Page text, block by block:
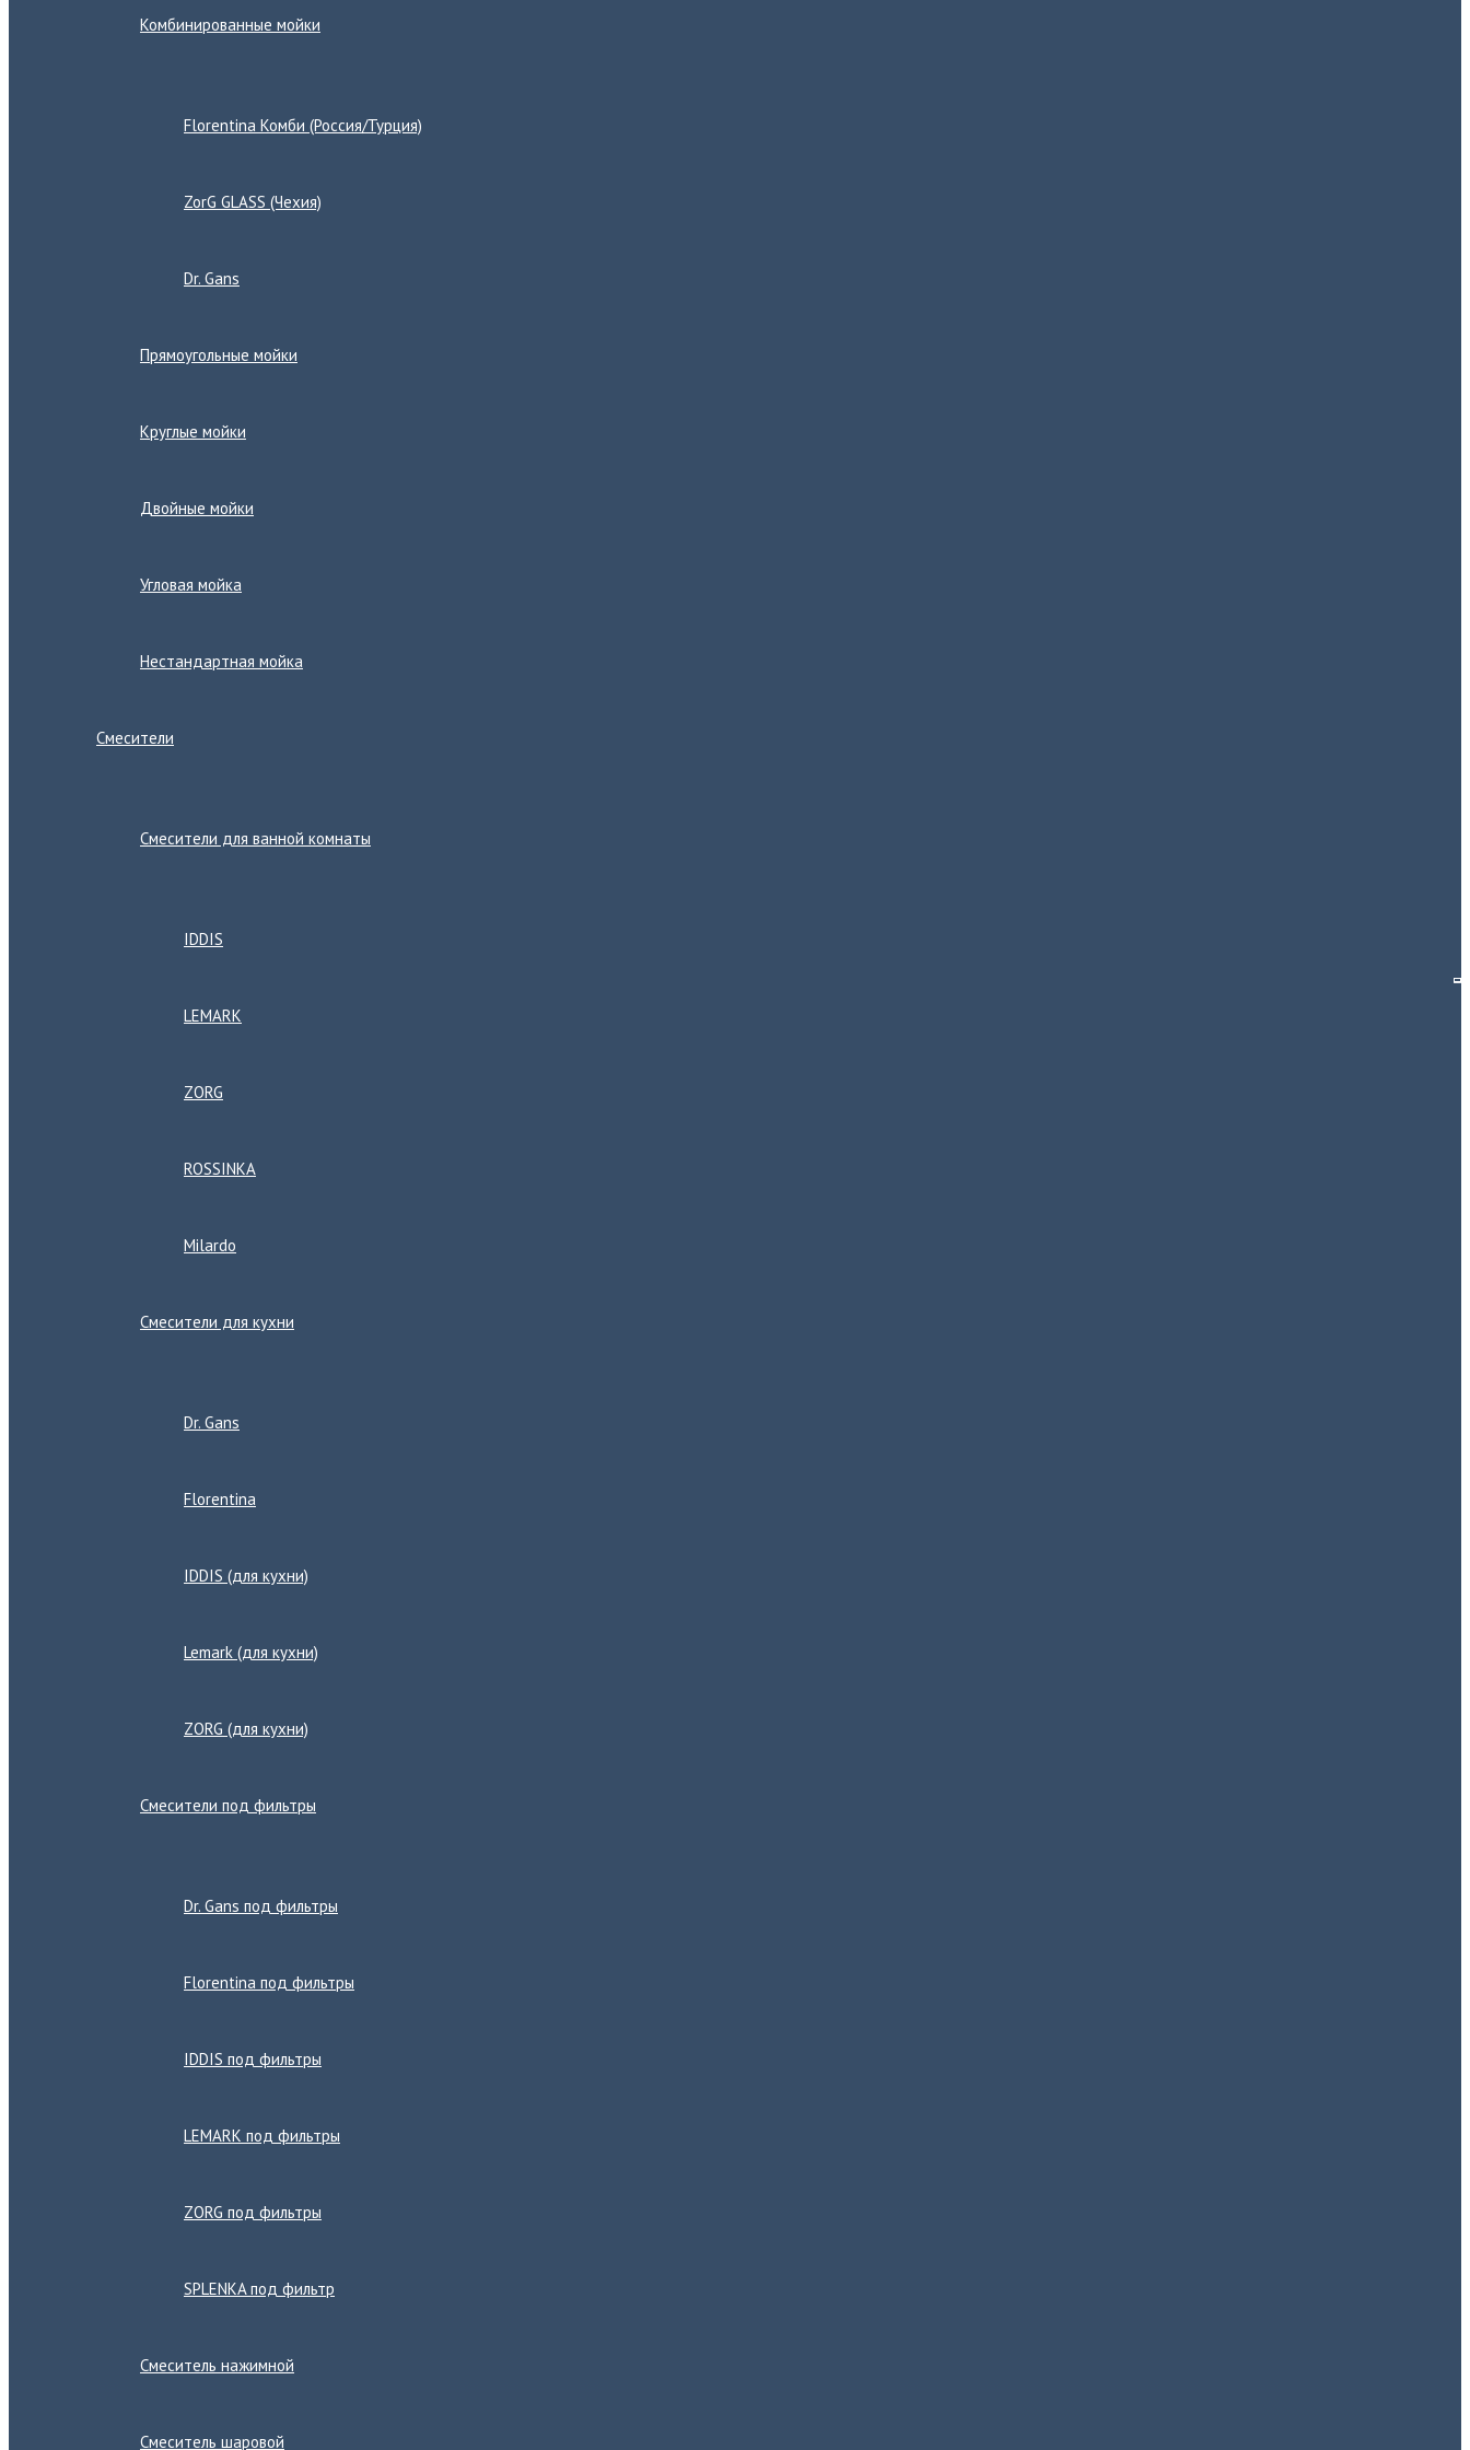
Комбинированные мойки
Florentina Комби (Россия/Турция)
ZorG GLASS (Чехия)
Dr. Gans
Прямоугольные мойки
Круглые мойки
Двойные мойки
Угловая мойка
Нестандартная мойка
Смесители
Смесители для ванной комнаты
IDDIS
LEMARK
ZORG
ROSSINKA
Milardo
Смесители для кухни
Dr. Gans
Florentina
IDDIS (для кухни)
Lemark (для кухни)
ZORG (для кухни)
Смесители под фильтры
Dr. Gans под фильтры
Florentina под фильтры
IDDIS под фильтры
LEMARK под фильтры
ZORG под фильтры
SPLENKA под фильтр
Смеситель нажимной
Смеситель шаровой